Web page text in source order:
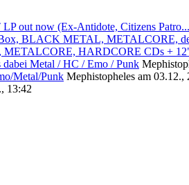
out now (Ex-Antidote, Citizens Patro...
BLACK METAL, METALCORE,
HARDCORE CDs +
dabei Metal / HC / Emo / Punk
Metal/Punk Mephistopheles am 03.12.,
13:42